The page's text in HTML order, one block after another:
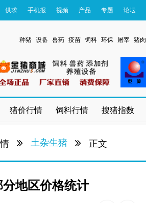
供求 手机报 视频 产品 专题 论坛
种猪 设备 兽药 疫苗 饲料 环保 屠宰 猪肉
猪价行情 饲料行情 搜猪指数
土杂生猪 正文
分地区价格统计